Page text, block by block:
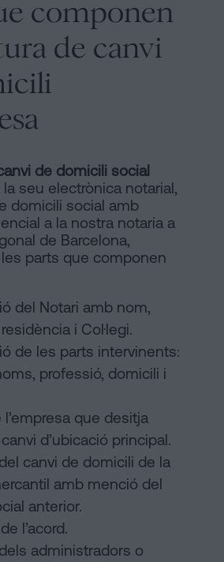
componen
de canvi
de domicili social
la seu electrònica notarial,
domicili social amb
a la nostra notaria a
de Barcelona,
parts que componen
del Notari amb nom,
i Col·legi.
de les parts intervinents:
professió, domicili i
que desitja
d’ubicació principal.
canvi de domicili de la
amb menció del
anterior.
l’acord.
administradors o